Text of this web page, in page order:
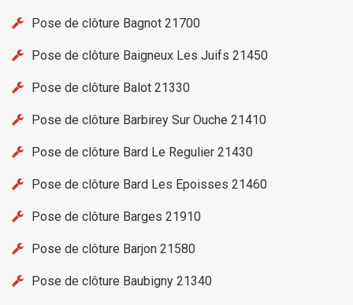
Pose de clôture Bagnot 21700
Pose de clôture Baigneux Les Juifs 21450
Pose de clôture Balot 21330
Pose de clôture Barbirey Sur Ouche 21410
Pose de clôture Bard Le Regulier 21430
Pose de clôture Bard Les Epoisses 21460
Pose de clôture Barges 21910
Pose de clôture Barjon 21580
Pose de clôture Baubigny 21340